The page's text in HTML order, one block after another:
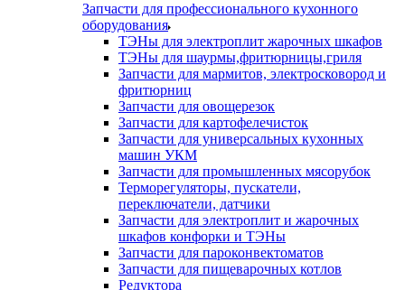
Запчасти для профессионального кухонного
оборудования
ТЭНы для электроплит жарочных шкафов
ТЭНы для шаурмы,фритюрницы,гриля
Запчасти для мармитов, электросковород и
фритюрниц
Запчасти для овощерезок
Запчасти для картофелечисток
Запчасти для универсальных кухонных
машин УКМ
Запчасти для промышленных мясорубок
Терморегуляторы, пускатели,
переключатели, датчики
Запчасти для электроплит и жарочных
шкафов конфорки и ТЭНы
Запчасти для пароконвектоматов
Запчасти для пищеварочных котлов
Редуктора